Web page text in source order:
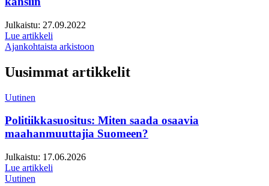
Julkaistu: 27.09.2022
Lue artikkeli
Ajankohtaista arkistoon
Uusimmat artikkelit
Uutinen
Politiikkasuositus: Miten saada osaavia
maahanmuuttajia Suomeen?
Julkaistu: 17.06.2026
Lue artikkeli
Uutinen